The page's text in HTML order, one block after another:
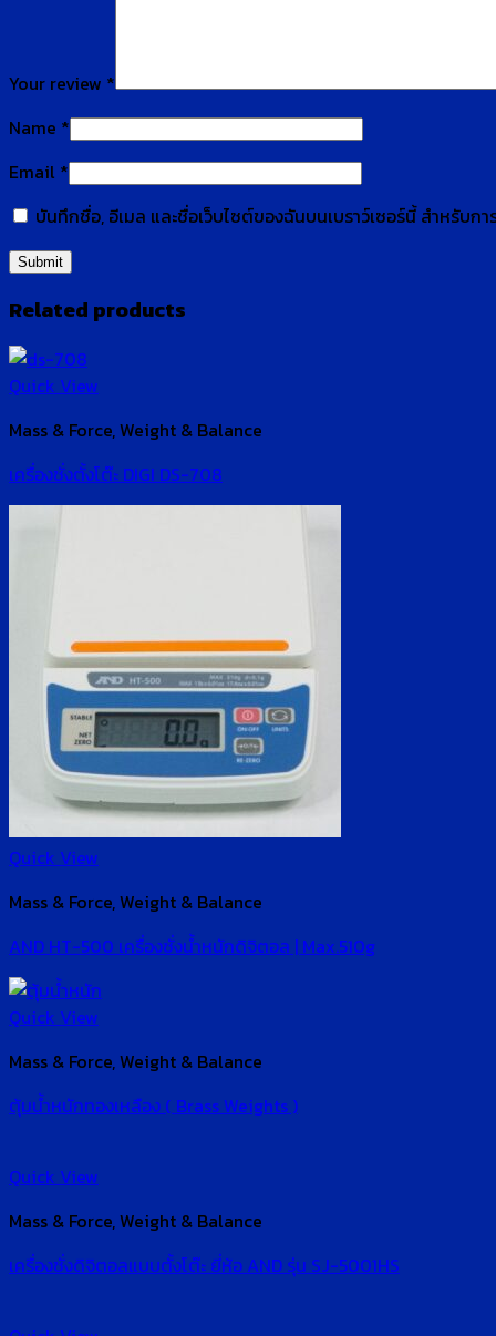
Your review *
Name *
Email *
บันทึกชื่อ, อีเมล และชื่อเว็บไซต์ของฉันบนเบราว์เซอร์นี้ สำหรับก
Related products
Quick View
Mass & Force, Weight & Balance
เครื่องชั่งตั้งโต๊ะ DIGI DS-708
Quick View
Mass & Force, Weight & Balance
AND HT-500 เครื่องชั่งน้ำหนักดิจิตอล | Max.510g
Quick View
Mass & Force, Weight & Balance
ตุ้มน้ำหนักทองเหลือง ( Brass Weights )
Quick View
Mass & Force, Weight & Balance
เครื่องชั่งดิจิตอลแบบตั้งโต๊ะ ยี่ห้อ AND รุ่น SJ-5001HS